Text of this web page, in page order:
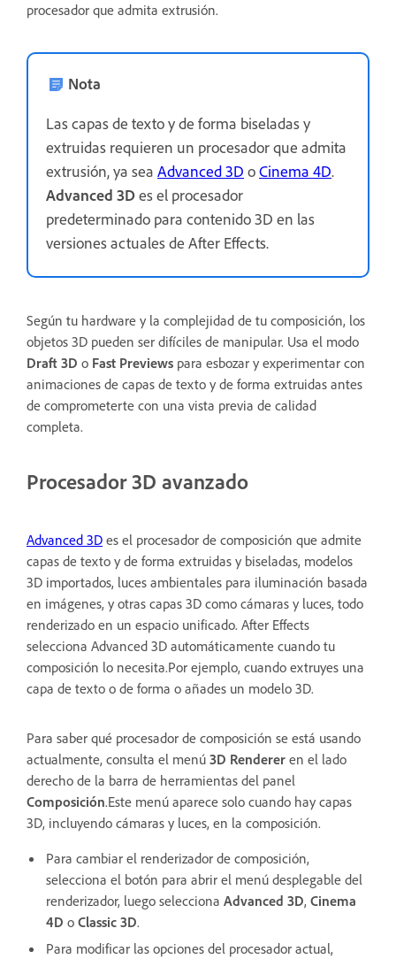
procesador que admita extrusión.
Nota
Las capas de texto y de forma biseladas y
extruidas requieren un procesador que admita
extrusión, ya sea Advanced 3D oCinema 4D.
Advanced 3Des el procesador
predeterminado para contenido 3D en las
versiones actuales de After Effects.
Según tu hardware y la complejidad de tu composición, los
objetos 3D pueden ser difíciles de manipular. Usa el modo
Draft 3D o Fast Previews para esbozar y experimentar con
animaciones de capas de texto y de forma extruidas antes
de comprometerte con una vista previa de calidad
completa.
Procesador 3D avanzado
Advanced 3D es el procesador de composición que admite
capas de texto y de forma extruidas y biseladas, modelos
3D importados, luces ambientales para iluminación basada
en imágenes, y otras capas 3D como cámaras y luces, todo
renderizado en un espacio unificado. After Effects
selecciona Advanced 3D automáticamente cuando tu
composición lo necesita.Por ejemplo, cuando extruyes una
capa de texto o de forma o añades un modelo 3D.
Para saber qué procesador de composición se está usando
actualmente, consulta el menú 3D Renderer en el lado
derecho de la barra de herramientas del panel
Composición.Este menú aparece solo cuando hay capas
3D, incluyendo cámaras y luces, en la composición.
Para cambiar el renderizador de composición,
selecciona el botón para abrir el menú desplegable del
renderizador, luego selecciona Advanced 3D, Cinema
4D o Classic 3D.
Para modificar las opciones del procesador actual,